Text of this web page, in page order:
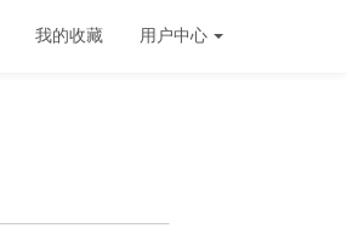
我的收藏 用户中心